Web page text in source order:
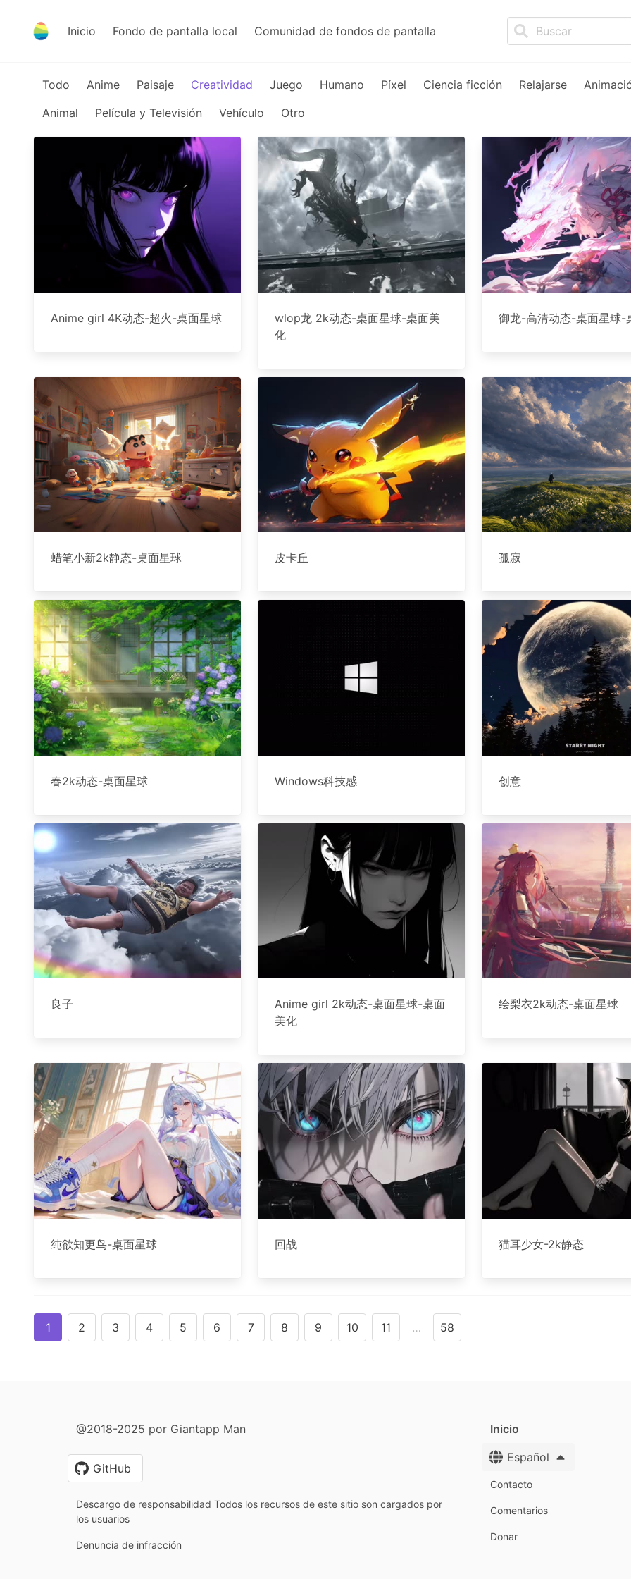
Inicio Fondo de pantalla local Comunidad de fondos de pantalla
Todo Anime Paisaje Creatividad Juego Humano Píxel Ciencia ficción Relajarse
Animal
Película y Televisión Vehículo Otro
Anime girl 4K动态-超火-桌面星球
wlop龙 2k动态-桌面星球-桌面美
化
御龙-高清动态-桌面星球-
蜡笔小新2k静态-桌面星球 皮卡丘 孤寂
春2k动态-桌面星球 Windows科技感 创意
良子
Anime girl 2k动态-桌面星球-桌面
美化
绘梨衣2k动态-桌面星球
纯欲知更鸟-桌面星球 回战 猫耳少女-2k静态
1 2 3 4 5 6 7 8 9 10 11 … 58
@2018-2025 por Giantapp Man
GitHub
Descargo de responsabilidad Todos los recursos de este sitio son cargados por
los usuarios
Denuncia de infracción
Inicio
Español
Contacto
Comentarios
Donar